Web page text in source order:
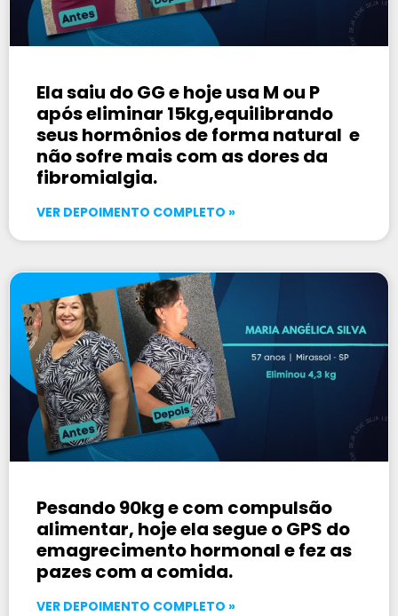
Ela saiu do GG e hoje usa M ou P
após eliminar 15kg,equilibrando
seus hormônios de forma natural e
não sofre mais com as dores da
fibromialgia.
VER DEPOIMENTO COMPLETO »
Pesando 90kg e com compulsão
alimentar, hoje ela segue o GPS do
emagrecimento hormonal e fez as
pazes com a comida.
VER DEPOIMENTO COMPLETO »